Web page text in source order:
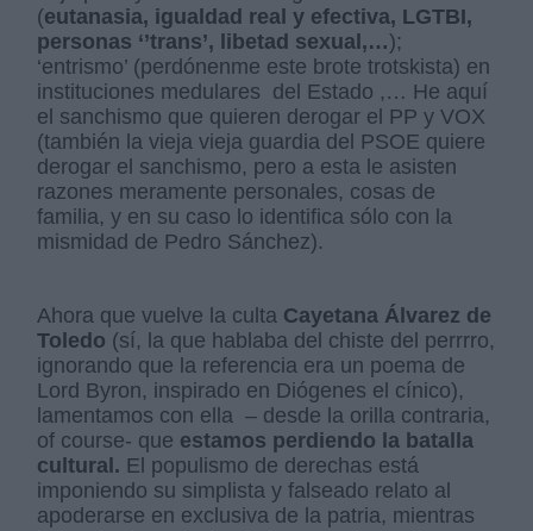
(eutanasia, igualdad real y efectiva, LGTBI,
personas ‘’trans’, libetad sexual,…);
‘entrismo’ (perdónenme este brote trotskista) en
instituciones medulares del Estado ,… He aquí
el sanchismo que quieren derogar el PP y VOX
(también la vieja vieja guardia del PSOE quiere
derogar el sanchismo, pero a esta le asisten
razones meramente personales, cosas de
familia, y en su caso lo identifica sólo con la
mismidad de Pedro Sánchez).
Ahora que vuelve la culta Cayetana Álvarez de
Toledo (sí, la que hablaba del chiste del perrrro,
ignorando que la referencia era un poema de
Lord Byron, inspirado en Diógenes el cínico),
lamentamos con ella – desde la orilla contraria,
of course- que estamos perdiendo la batalla
cultural. El populismo de derechas está
imponiendo su simplista y falseado relato al
apoderarse en exclusiva de la patria, mientras